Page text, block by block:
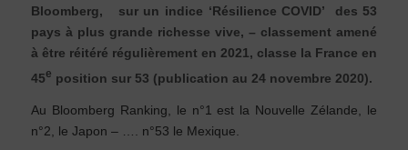
Bloomberg, sur un indice ‘Résilience COVID’ des 53
pays à plus grande richesse vive, – classement amené
à être réitéré régulièrement en 2021, classe la France en
45e position sur 53 (publication au 24 novembre 2020).
Au Bloomberg Ranking, le n°1 est la Nouvelle Zélande, le
n°2, le Japon – …. n°53 le Mexique.